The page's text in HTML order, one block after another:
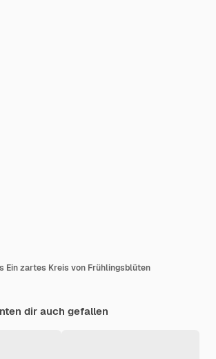
Ein zartes Kreis von Frühlingsblüten
dir auch gefallen